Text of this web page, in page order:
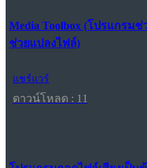
Media Toolbox (โปรแกรม
ช่วยแปลงไฟล์)
แชร์แวร์
ดาวน์โหลด : 11